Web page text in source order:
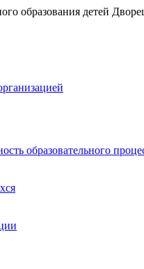
образовательного